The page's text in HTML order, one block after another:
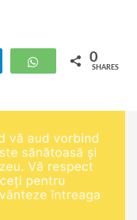
Telegram WhatsApp
0
SHARES